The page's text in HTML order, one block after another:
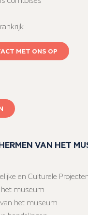
MET ONS OP
VAN HET
en Culturele
het museum
het museum